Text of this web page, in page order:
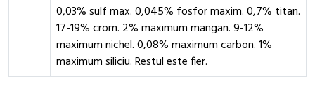
0,03% sulf max. 0,045% fosfor maxim. 0,7% titan.
17-19% crom. 2% maximum mangan. 9-12%
maximum nichel. 0,08% maximum carbon. 1%
maximum siliciu. Restul este fier.